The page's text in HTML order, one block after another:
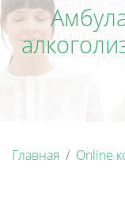
Главная Online